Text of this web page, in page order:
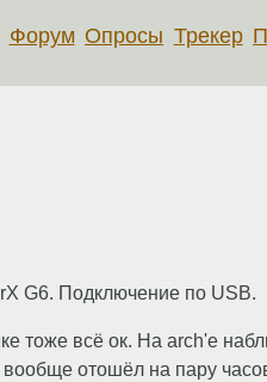
Форум Опросы Трекер
G6. Подключение по USB.
тоже всё ок. На arch'e
отошёл на пару